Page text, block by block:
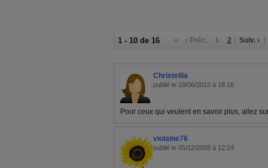
1 - 10 de 16 « ‹ Préc. 1 2 Suiv. ›
Christellia
publié le 18/06/2012 à 18:16
Pour ceux qui veulent en savoir plus, allez
violaine76
publié le 05/12/2008 à 12:24